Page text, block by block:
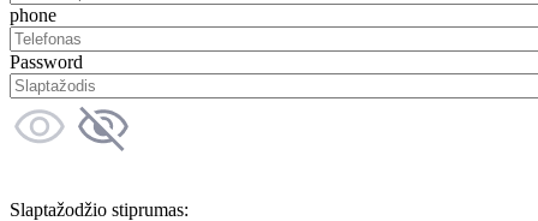
phone
Password
Slaptažodžio stiprumas: